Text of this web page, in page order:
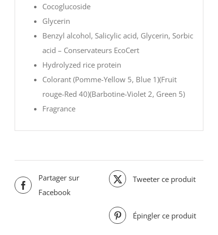
Cocoglucoside
Glycerin
Benzyl alcohol, Salicylic acid, Glycerin, Sorbic
acid – Conservateurs EcoCert
Hydrolyzed rice protein
Colorant (Pomme-Yellow 5, Blue 1)(Fruit
rouge-Red 40)(Barbotine-Violet 2, Green 5)
Fragrance
Partager sur
Facebook
Tweeter ce produit
Épingler ce produit